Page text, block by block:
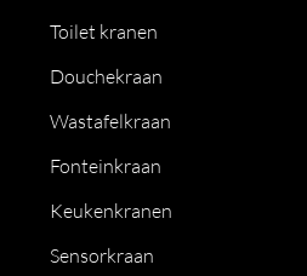
Toilet kranen
Douchekraan
Wastafelkraan
Fonteinkraan
Keukenkranen
Sensorkraan